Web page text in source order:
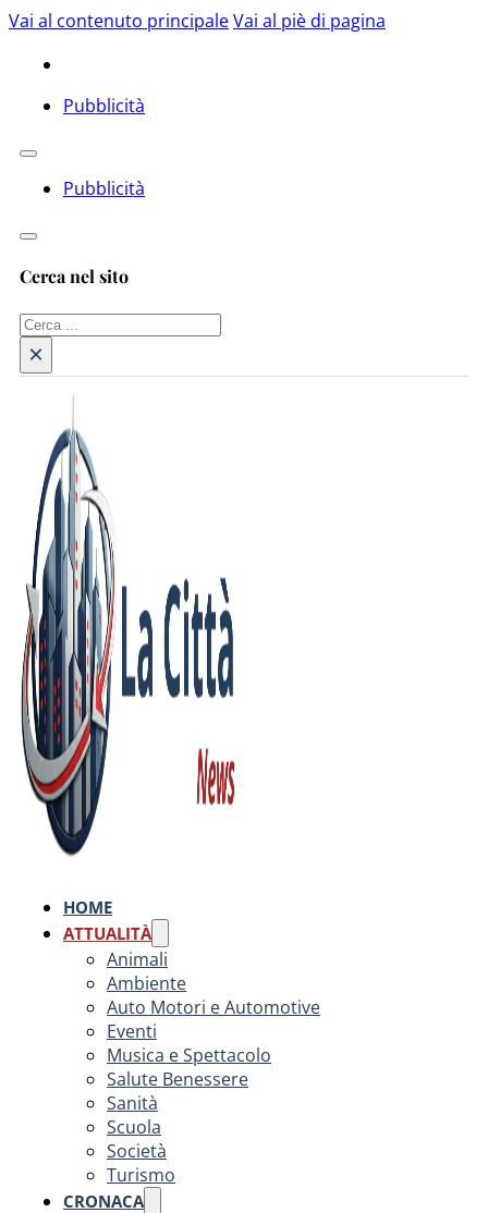
Vai al contenuto principaleVai al piè di pagina
Pubblicità
Pubblicità
Cerca nel sito
Cerca
×
HOME
ATTUALITÀ
Animali
Ambiente
Auto Motori e Automotive
Eventi
Musica e Spettacolo
Salute Benessere
Sanità
Scuola
Società
Turismo
CRONACA